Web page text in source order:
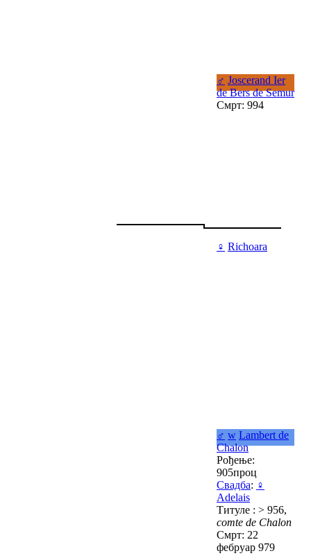
♂ Joscerand Ier
de Bers de Semur
Смрт: 994
♀ Richoara
♂ w Lambert de
Chalon
Рођење:
905проц
Свадба: ♀
Adelais
Титуле : > 956,
comte de Chalon
Смрт: 22
фебруар 979